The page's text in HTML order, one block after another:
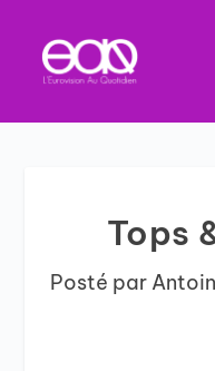
Tops
Posté par